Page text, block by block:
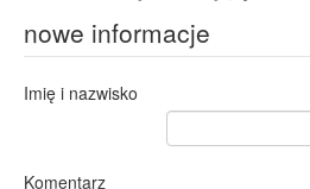
nowe informacje
Imię i nazwisko
Komentarz